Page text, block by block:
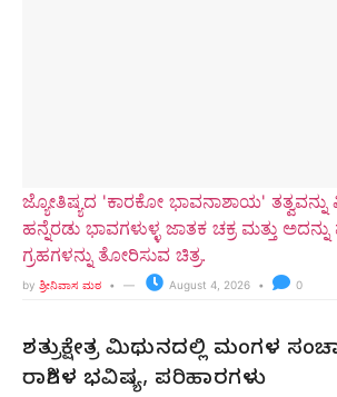
ಜ್ಯೋತಿಷ್ಯದ 'ಕಾರಕೋ ಭಾವನಾಶಾಯ'
ಹನ್ನೆರಡು ಭಾವಗಳುಳ್ಳ ಜಾತಕ ಚಕ್ರ ಮತ್ತು
ಗ್ರಹಗಳನ್ನು ತೋರಿಸುವ ಚಿತ್ರ.
by ಶ್ರೀನಿವಾಸ ಮಠ August 4, 2026 0
ಶತ್ರುಕ್ಷೇತ್ರ ಮಿಥುನದಲ್ಲಿ ಮಂಗಳ
ರಾಶಿಗಳ ಭವಿಷ್ಯ, ಪರಿಹಾರಗಳು